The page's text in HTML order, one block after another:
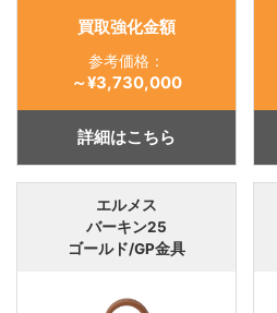
買取強化金額
参考価格：
～¥3,730,000
詳細はこちら
エルメス
バーキン25
ゴールド/GP金具